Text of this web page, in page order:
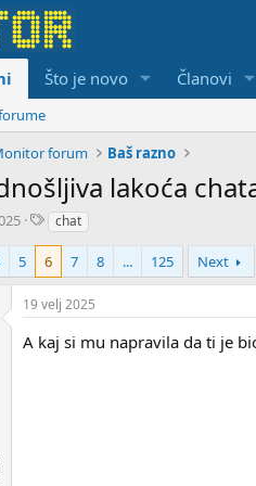
Što je novo Članovi
forum Baš razno
lakoća
T
g
s
chat
5 6 7 8 ... 125 Next
19 velj 2025
A kaj si mu napravila da ti je